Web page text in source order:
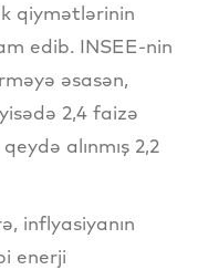
qiymətlərinin
edib. INSEE-nin
əsasən,
2,4 faizə
alınmış 2,2
inflyasiyanın
enerji